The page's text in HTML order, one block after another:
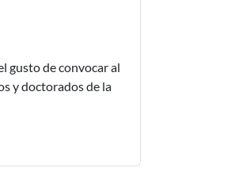
gusto de convocar al
y doctorados de la